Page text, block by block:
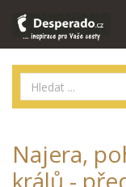
Najera,
králů -